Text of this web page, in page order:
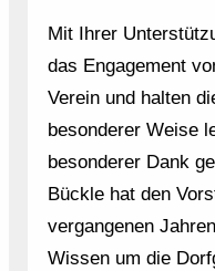
Mit Ihrer
das Engagement
Verein und halten
besonderer Weise
besonderer Dank
Bückle hat den
vergangenen
Wissen um die